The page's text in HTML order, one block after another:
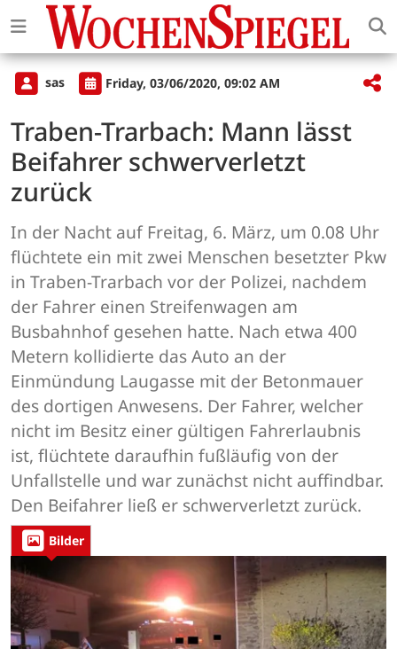
sas Friday, 03/06/2020, 09:02 AM
Traben-Trarbach: Mann lässt
Beifahrer schwerverletzt
zurück
In der Nacht auf Freitag, 6. März, um 0.08 Uhr
flüchtete ein mit zwei Menschen besetzter Pkw
in Traben-Trarbach vor der Polizei, nachdem
der Fahrer einen Streifenwagen am
Busbahnhof gesehen hatte. Nach etwa 400
Metern kollidierte das Auto an der
Einmündung Laugasse mit der Betonmauer
des dortigen Anwesens. Der Fahrer, welcher
nicht im Besitz einer gültigen Fahrerlaubnis
ist, flüchtete daraufhin fußläufig von der
Unfallstelle und war zunächst nicht auffindbar.
Den Beifahrer ließ er schwerverletzt zurück.
Bilder